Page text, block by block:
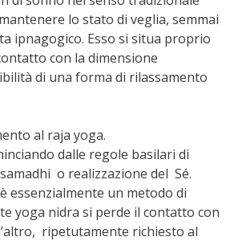
lo stato di veglia, semmai
ipnagogico. Esso si situa proprio
con la dimensione
di una forma di rilassamento
al raja yoga.
dalle regole basilari di
o realizzazione del Sé.
essenzialmente un metodo di
yoga nidra si perde il contatto con
ripetutamente richiesto al